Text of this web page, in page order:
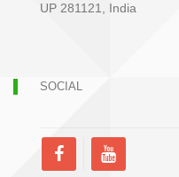
UP 281121, India
SOCIAL